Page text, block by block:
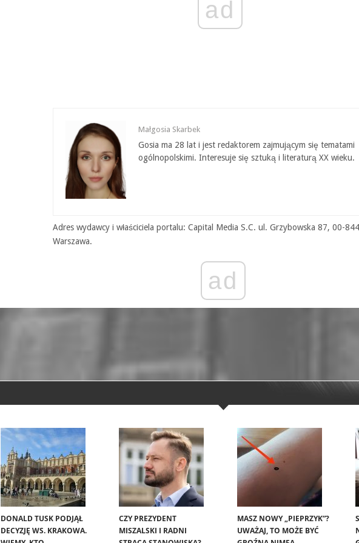
ad
Małgosia Skarbek
Gosia ma 28 lat i jest redaktorem zajmującym się tematami
ogólnopolskimi. Interesuje się sztuką i literaturą XX wieku.
Adres wydawcy i właściciela portalu: Capital Media S.C. ul. Grzybowska 87, 00-844
Warszawa.
ad
DONALD TUSK PODJĄŁ
DECYZJĘ WS. KRAKOWA.
CZY PREZYDENT
MISZALSKI I RADNI
MASZ NOWY „PIEPRZYK”?
UWAŻAJ, TO MOŻE BYĆ